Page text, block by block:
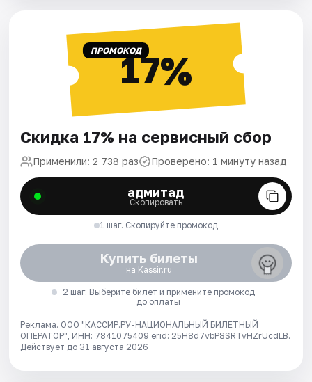
ПРОМОКОД17%
Скидка 17% на сервисный сбор
Применили: 2 738 раз Проверено: 1 минуту назад
адмитад
Скопировать
1 шаг. Скопируйте промокод
Купить билеты
на Kassir.ru
2 шаг. Выберите билет и примените промокод
до оплаты
Реклама. ООО "КАССИР.РУ-НАЦИОНАЛЬНЫЙ БИЛЕТНЫЙ
ОПЕРАТОР", ИНН: 7841075409 erid: 25H8d7vbP8SRTvHZrUcdLB.
Действует до 31 августа 2026